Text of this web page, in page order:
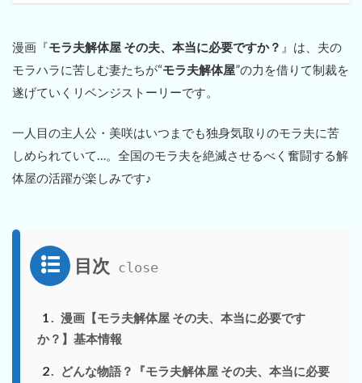
漫画『モラ夫解体屋 その夫、本当に必要ですか？ 』は、夫の
モラハラに苦しむ妻たちが“モラ夫解体屋”の力を借りて制裁を
遂げていくリベンジストーリーです。
一人目の主人公・美咲はいつまでも独身気取りのモラ夫に苦
しめられていて…。全国のモラ夫を絶滅させるべく奮闘する解
体屋の活躍が楽しみです♪
目次
1
漫画【モラ夫解体屋 その夫、本当に必要です
か？】基本情報
2
どんな物語？『モラ夫解体屋 その夫、本当に必要